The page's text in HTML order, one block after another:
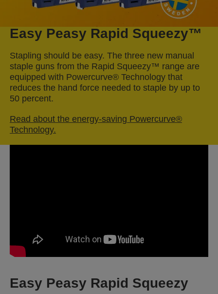
Easy Peasy Rapid Squeezy™
Stapling should be easy. The three new manual
staple guns from the Rapid Squeezy™ range are
equipped with Powercurve® Technology that
reduces the hand force needed to staple by up to
50 percent.
Read about the energy-saving Powercurve®
Technology.
Easy Peasy Rapid Squeezy